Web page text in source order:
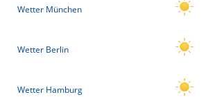
Wetter München
Wetter Berlin
Wetter Hamburg